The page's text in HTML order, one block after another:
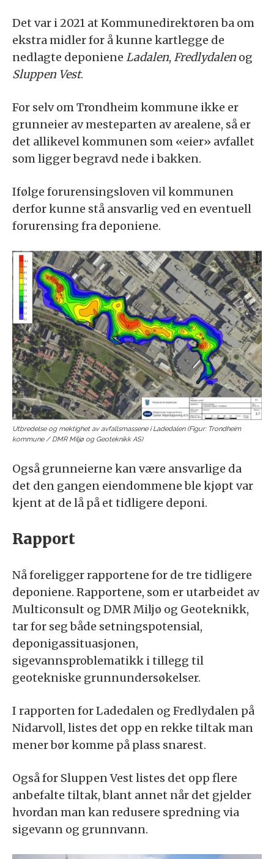
Det var i 2021 at Kommunedirektøren ba om
ekstra midler for å kunne kartlegge de
nedlagte deponiene Ladalen, Fredlydalen og
Sluppen Vest.
For selv om Trondheim kommune ikke er
grunneier av mesteparten av arealene, så er
det allikevel kommunen som «eier» avfallet
som ligger begravd nede i bakken.
Ifølge forurensingsloven vil kommunen
derfor kunne stå ansvarlig ved en eventuell
forurensing fra deponiene.
Utbredelse og mektighet av avfallsmassene i Ladedalen (Figur: Trondheim
kommune / DMR Miljø og Geoteknikk AS)
Også grunneierne kan være ansvarlige da
det den gangen eiendommene ble kjøpt var
kjent at de lå på et tidligere deponi.
Rapport
Nå foreligger rapportene for de tre tidligere
deponiene. Rapportene, som er utarbeidet av
Multiconsult og DMR Miljø og Geoteknikk,
tar for seg både setningspotensial,
deponigassituasjonen,
sigevannsproblematikk i tillegg til
geotekniske grunnundersøkelser.
I rapporten for Ladedalen og Fredlydalen på
Nidarvoll, listes det opp en rekke tiltak man
mener bør komme på plass snarest.
Også for Sluppen Vest listes det opp flere
anbefalte tiltak, blant annet når det gjelder
hvordan man kan redusere spredning via
sigevann og grunnvann.